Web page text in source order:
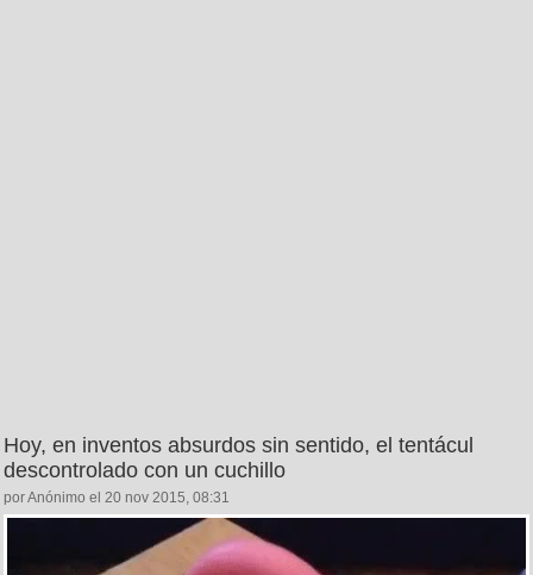
Hoy, en inventos absurdos sin sentido, el tentácul
descontrolado con un cuchillo
por Anónimo el 20 nov 2015, 08:31